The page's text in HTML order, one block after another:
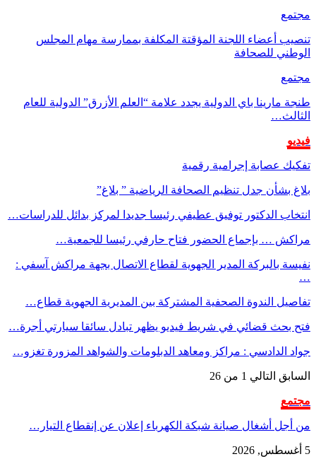
مجتمع
تنصيب أعضاء اللجنة المؤقتة المكلفة بممارسة مهام المجلس
الوطني للصحافة
مجتمع
طنجة مارينا باي الدولية يجدد علامة “العلم الأزرق” الدولية للعام
الثالث…
فيديو
تفكيك عصابة إجرامية رقمية
بلاغ بشأن جدل تنظيم الصحافة الرياضية ” بلاغ”
انتخاب الدكتور توفيق عطيفي رئيسا جديدا لمركز بدائل للدراسات…
مراكش … بإجماع الحضور فتاح حارفي رئيسا للجمعية…
نفيسة بالبركة المدير الجهوية لقطاع الاتصال بجهة مراكش آسفي :
…
تفاصيل الندوة الصحفية المشتركة بين المديرية الجهوية قطاع…
فتح بحث قضائي في شريط فيديو يظهر تبادل سائقا سيارتي أجرة…
جواد الدادسي : مراكز ومعاهد الدبلومات والشواهد المزورة تغزو…
السابق التالي 1 من 26
مجتمع
من أجل أشغال صيانة شبكة الكهرباء إعلان عن إنقطاع التيار…
5 أغسطس, 2026